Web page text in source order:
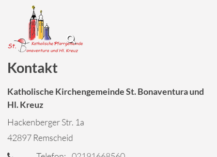
Kontakt
Katholische Kirchengemeinde St. Bonaventura und
Hl. Kreuz
Hackenberger Str. 1a
42897 Remscheid